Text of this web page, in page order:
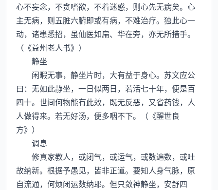
心不妄念，不贪嗜欲，不着迷惑，则心先无病矣。心
主无病，则五脏六腑即或有病，不难治疗。独此心一
动，诸患悉招，虽仙医如扁、华在旁，亦无所措手。
（《益州老人书》）
静坐
闲暇无事，静坐片时，大有益于身心。苏文应公
曰：无如此静坐，一日似两日，若活七十年，便是百
四十。世间何物能有此效，既无反恶，又省药钱，人
人做得来。若无好汤，便多咽不下。（《醒世良
方》）
调息
修真家教人，或闭气，或运气，或数遍数，或吐
故纳新。根据予愚见，皆非正道。要知人身气脉，原
自流通，何烦闭运数纳耶。但只敛神静坐，安舒四